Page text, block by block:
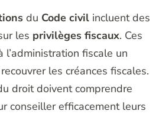
du Code civil incluent des
les privilèges fiscaux. Ces
l’administration fiscale un
les créances fiscales.
droit doivent comprendre
conseiller efficacement leurs